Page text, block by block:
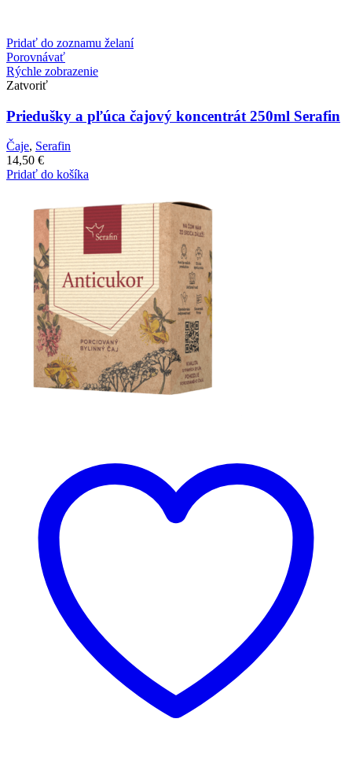
Pridať do zoznamu želaní
Porovnávať
Rýchle zobrazenie
Zatvoriť
Priedušky a pľúca čajový koncentrát 250ml Serafin
Čaje, Serafin
14,50 €
Pridať do košíka